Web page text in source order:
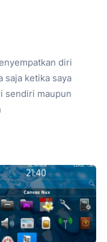
diri
saja ketika saya
sendiri maupun